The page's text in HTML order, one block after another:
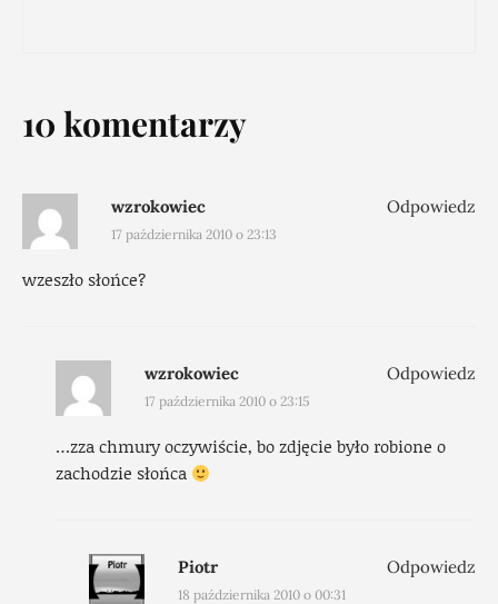
10 komentarzy
wzrokowiec
17 października 2010 o 23:13
wzeszło słońce?
Odpowiedz
wzrokowiec
17 października 2010 o 23:15
…zza chmury oczywiście, bo zdjęcie było robione o
zachodzie słońca
Odpowiedz
Piotr
18 października 2010 o 00:31
Odpowiedz